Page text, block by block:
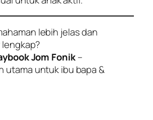
lebih jelas dan
Jom Fonik–
utama untuk ibu bapa &